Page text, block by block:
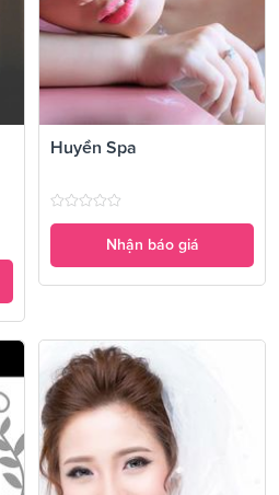
Huyền Spa
Nhận báo giá